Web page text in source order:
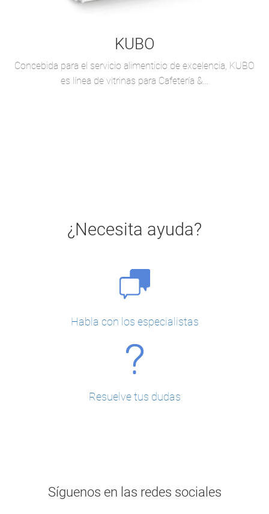
KUBO
Concebida para el servicio alimenticio de excelencia, KUBO
es línea de vitrinas para Cafetería &...
¿Necesita ayuda?
Habla con los especialistas
Resuelve tus dudas
Síguenos en las redes sociales